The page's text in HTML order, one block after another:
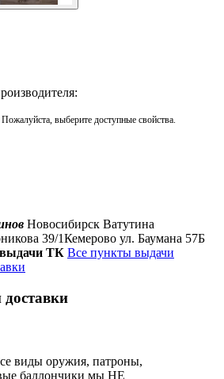
выберите доступные свойства.
Новосибирск Ватутина
39/1Кемерово ул. Баумана 57Б
выдачи ТК Все пункты выдачи
виды оружия, патроны,
баллончики мы НЕ